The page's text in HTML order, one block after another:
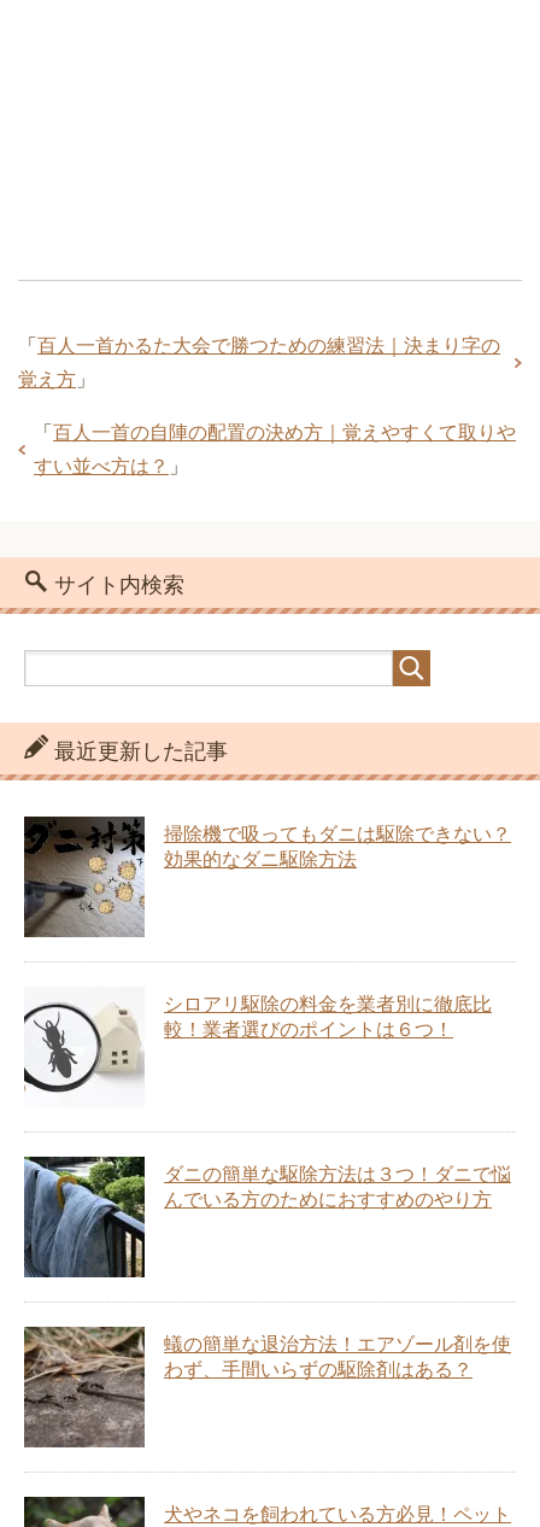
「 百人一首かるた大会で勝つための練習法｜決まり字の
覚え方 」
「 百人一首の自陣の配置の決め方｜覚えやすくて取りや
すい並べ方は？ 」
サイト内検索
最近更新した記事
掃除機で吸ってもダニは駆除できない？
効果的なダニ駆除方法
シロアリ駆除の料金を業者別に徹底比
較！業者選びのポイントは６つ！
ダニの簡単な駆除方法は３つ！ダニで悩
んでいる方のためにおすすめのやり方
蟻の簡単な退治方法！エアゾール剤を使
わず、手間いらずの駆除剤はある？
犬やネコを飼われている方必見！ペット